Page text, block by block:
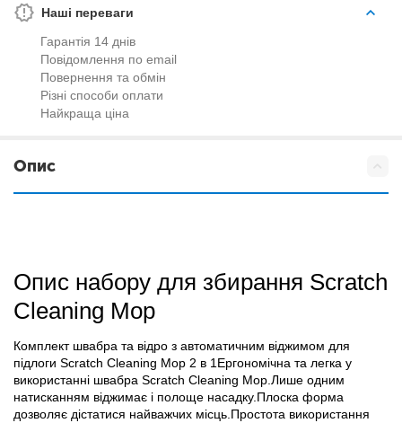
Наші переваги
Гарантія 14 днів
Повідомлення по email
Повернення та обмін
Різні способи оплати
Найкраща ціна
Опис
Опис набору для збирання Scratch
Cleaning Mop
Комплект швабра та відро з автоматичним віджимом для
підлоги Scratch Cleaning Mop 2 в 1Ергономічна та легка у
використанні швабра Scratch Cleaning Mop.Лише одним
натисканням віджимає і полоще насадку.Плоска форма
дозволяє дістатися найважчих місць.Простота використання